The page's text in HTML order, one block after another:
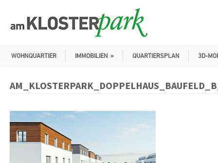
WOHNQUARTIER IMMOBILIEN » QUARTIERSPLAN 3D-